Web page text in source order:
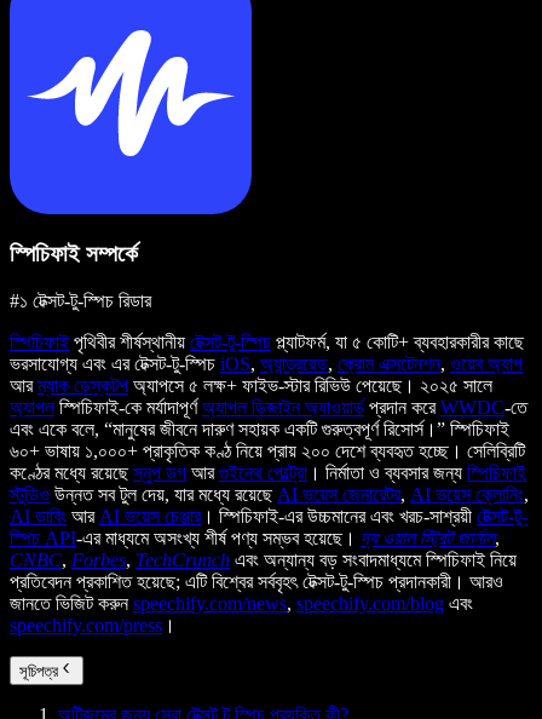
স্পিচিফাই সম্পর্কে
#১ টেক্সট-টু-স্পিচ রিডার
স্পিচিফাই পৃথিবীর শীর্ষস্থানীয় টেক্সট-টু-স্পিচ প্ল্যাটফর্ম, যা ৫ কোটি+ ব্যবহারকারীর কাছে
ভরসাযোগ্য এবং এর টেক্সট-টু-স্পিচ iOS, অ্যান্ড্রয়েড, ক্রোম এক্সটেনশন, ওয়েব অ্যাপ
আরম্যাক ডেস্কটপ অ্যাপসে ৫ লক্ষ+ ফাইভ-স্টার রিভিউ পেয়েছে। ২০২৫ সালে
অ্যাপলস্পিচিফাই-কে মর্যাদাপূর্ণঅ্যাপল ডিজাইন অ্যাওয়ার্ড প্রদান করেWWDC-তে
এবং একে বলে, “মানুষের জীবনে দারুণ সহায়ক একটি গুরুত্বপূর্ণ রিসোর্স।” স্পিচিফাই
৬০+ ভাষায় ১,০০০+ প্রাকৃতিক কণ্ঠ নিয়ে প্রায় ২০০ দেশে ব্যবহৃত হচ্ছে। সেলিব্রিটি
কণ্ঠের মধ্যে রয়েছেস্নুপ ডগ আরগুইনেথ পেল্ট্রো । নির্মাতা ও ব্যবসার জন্য স্পিচিফাই
স্টুডিও উন্নত সব টুল দেয়, যার মধ্যে রয়েছে AI ভয়েস জেনারেটর, AI ভয়েস ক্লোনিং,
AI ডাবিং আর AI ভয়েস চেঞ্জার। স্পিচিফাই-এর উচ্চমানের এবং খরচ-সাশ্রয়ী টেক্সট-টু-
স্পিচ API-এর মাধ্যমে অসংখ্য শীর্ষ পণ্য সম্ভব হয়েছে। দ্য ওয়াল স্ট্রিট জার্নাল,
CNBC, Forbes, TechCrunch এবং অন্যান্য বড় সংবাদমাধ্যমে স্পিচিফাই নিয়ে
প্রতিবেদন প্রকাশিত হয়েছে; এটি বিশ্বের সর্ববৃহৎ টেক্সট-টু-স্পিচ প্রদানকারী। আরও
জানতে ভিজিট করুনspeechify.com/news, speechify.com/blog এবং
speechify.com/press ।
সূচিপত্র
অটিজমের জন্য সেরা টেক্সট টু স্পিচ প্রযুক্তি কী?